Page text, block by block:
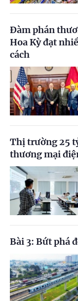
Đàm phán
Hoa Kỳ đạt
cách
Thị trường 25
thương mại
Bài 3: Bứt phá